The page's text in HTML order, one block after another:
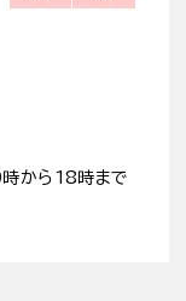
から18時まで